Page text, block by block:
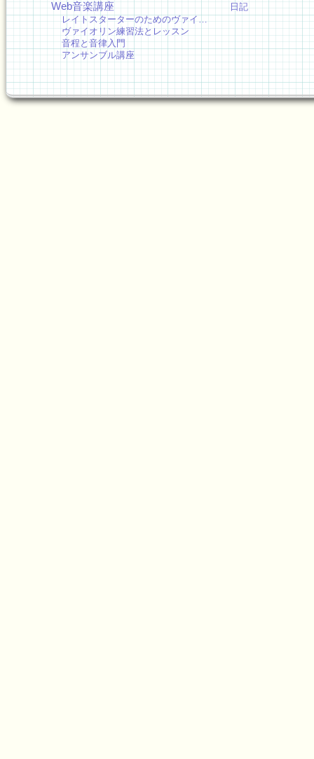
Web音楽講座
レイトスターターのためのヴァイ…
ヴァイオリン練習法とレッスン
音程と音律入門
アンサンブル講座
日記